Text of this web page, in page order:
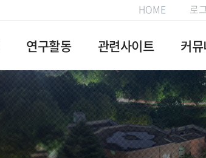
HOME 로
연구활동
연구조사
연구활동및
성과
관련사이트
관련사이트
커
공지
자료실
Q&A